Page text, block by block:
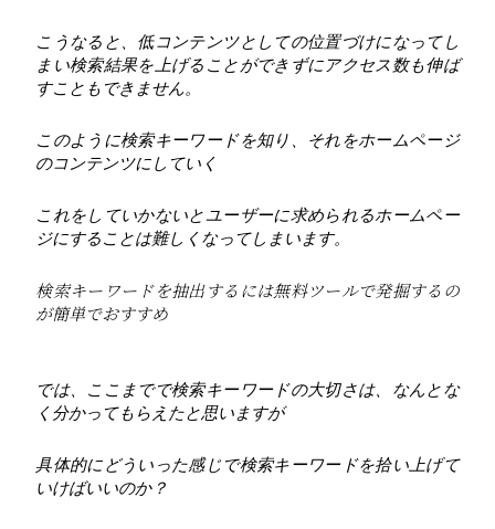
こうなると、低コンテンツとしての位置づけになってし
まい検索結果を上げることができずにアクセス数も伸ば
すこともできません。
このように検索キーワードを知り、それをホームページ
のコンテンツにしていく
これをしていかないとユーザーに求められるホームペー
ジにすることは難しくなってしまいます。
検索キーワードを抽出するには無料ツールで発掘するの
が簡単でおすすめ
では、ここまでで検索キーワードの大切さは、なんとな
く分かってもらえたと思いますが
具体的にどういった感じで検索キーワードを拾い上げて
いけばいいのか？